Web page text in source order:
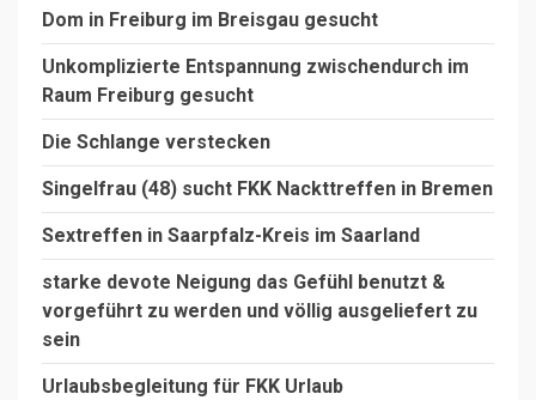
Dom in Freiburg im Breisgau gesucht
Unkomplizierte Entspannung zwischendurch im
Raum Freiburg gesucht
Die Schlange verstecken
Singelfrau (48) sucht FKK Nackttreffen in Bremen
Sextreffen in Saarpfalz-Kreis im Saarland
starke devote Neigung das Gefühl benutzt &
vorgeführt zu werden und völlig ausgeliefert zu
sein
Urlaubsbegleitung für FKK Urlaub